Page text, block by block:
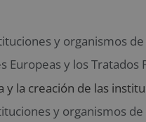
y organismos
Europeas y los Tratados
y la creación de las
y organismos